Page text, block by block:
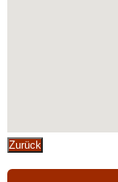
Zurück